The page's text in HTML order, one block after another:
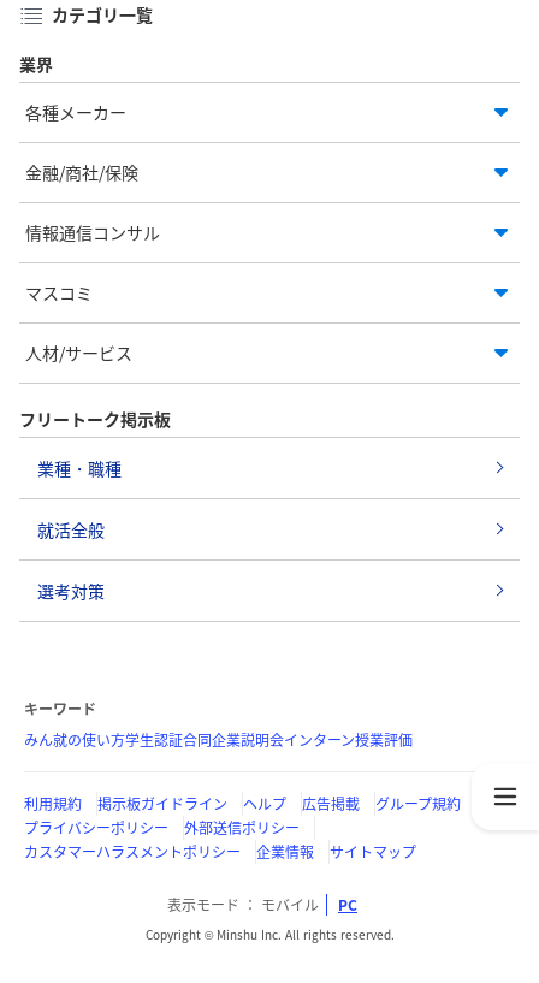
カテゴリ一覧
業界
各種メーカー
金融/商社/保険
情報通信コンサル
マスコミ
人材/サービス
フリートーク掲示板
業種・職種
就活全般
選考対策
キーワード
みん就の使い方学生認証合同企業説明会インターン授業評価
利用規約 掲示板ガイドライン ヘルプ 広告掲載
グループ規約
プライバシーポリシー
外部送信ポリシー
カスタマーハラスメントポリシー
企業情報 サイトマップ
表示モード モバイル PC
Copyright © Minshu Inc. All rights reserved.